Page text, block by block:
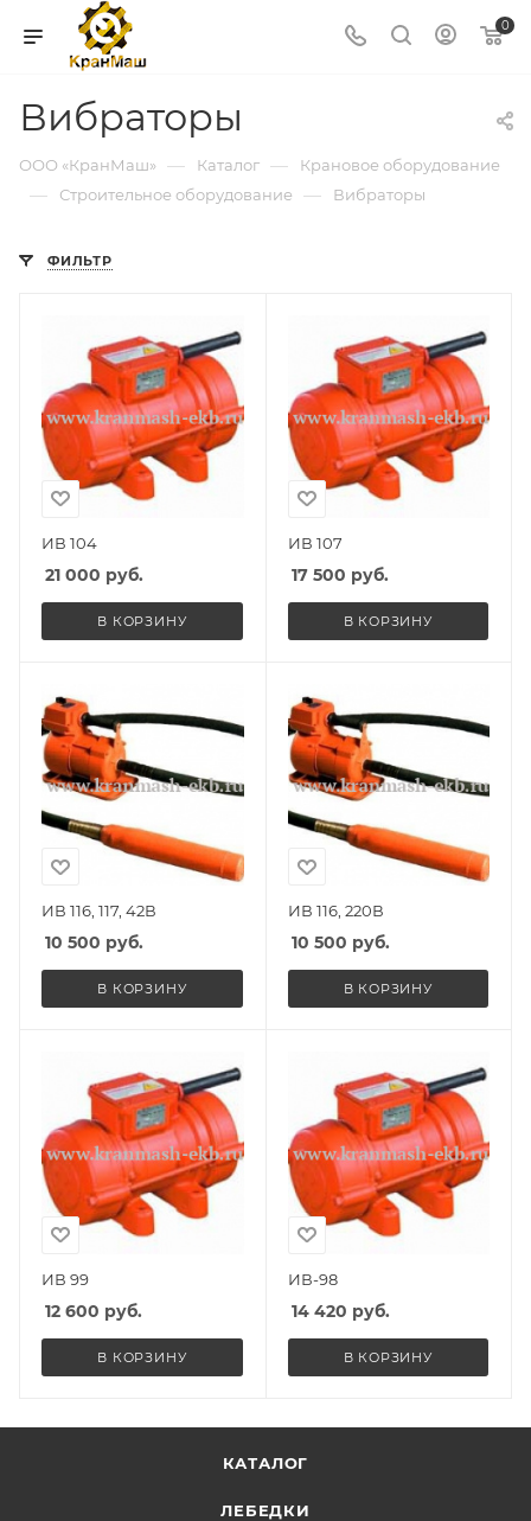
0
Вибраторы
ООО «КранМаш» — Каталог — Крановое оборудование
— Строительное оборудование — Вибраторы
ФИЛЬТР
ИВ 104
21 000 руб.
В КОРЗИНУ
ИВ 107
17 500 руб.
В КОРЗИНУ
ИВ 116, 117, 42В
10 500 руб.
В КОРЗИНУ
ИВ 116, 220В
10 500 руб.
В КОРЗИНУ
ИВ 99
12 600 руб.
В КОРЗИНУ
ИВ-98
14 420 руб.
В КОРЗИНУ
КАТАЛОГ
ЛЕБЕДКИ